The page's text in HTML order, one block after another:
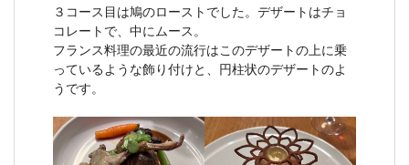
３コース目は鳩のローストでした。デザートはチョ
コレートで、中にムース。
フランス料理の最近の流行はこのデザートの上に乗
っているような飾り付けと、円柱状のデザートのよ
うです。